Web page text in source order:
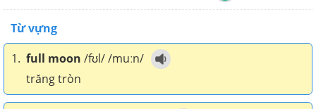
Từ vựng
1. full moon /fʊl/ /muːn/
trăng tròn